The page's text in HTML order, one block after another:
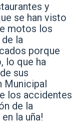
y
se han visto
motos los
la
porque
lo que ha
sus
Municipal
los accidentes
de la
la uña!